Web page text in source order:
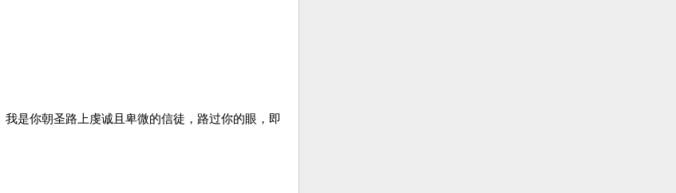
你朝圣路上虔诚且卑微的信徒，路过你的眼，即